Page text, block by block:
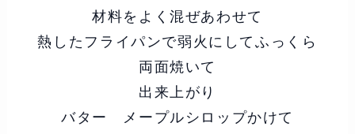
材料をよく混ぜあわせて
熱したフライパンで弱火にしてふっくら
両面焼いて
出来上がり
バター メープルシロップかけて